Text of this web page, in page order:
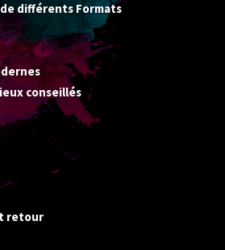
différents Formats
conseillés
retour